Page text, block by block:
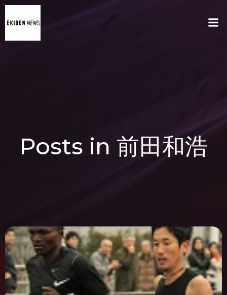
Posts in 前田和浩